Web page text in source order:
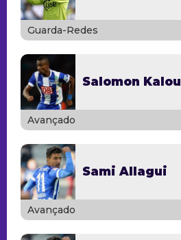
Guarda-Redes
Salomon Kalou
Avançado
Sami Allagui
Avançado